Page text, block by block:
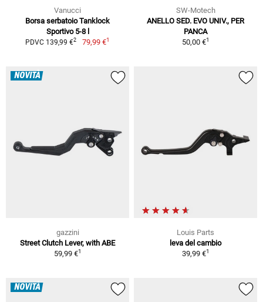
Vanucci
Borsa serbatoio Tanklock
Sportivo 5-8 l
PDVC 139,99 €2 79,99 €1
SW-Motech
ANELLO SED. EVO UNIV., PER
PANCA
50,00 €1
NOVITÀ
gazzini
Street Clutch Lever, with ABE
59,99 €1
Louis Parts
leva del cambio
39,99 €1
NOVITÀ